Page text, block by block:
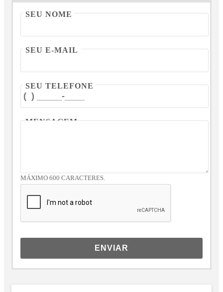
SEU NOME
SEU E-MAIL
SEU TELEFONE
MENSAGEM
MÁXIMO 600 CARACTERES.
ENVIAR